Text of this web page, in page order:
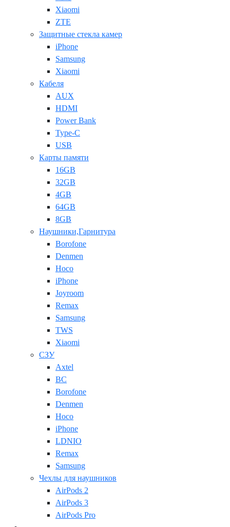
Xiaomi
ZTE
Защитные стекла камер
iPhone
Samsung
Xiaomi
Кабеля
AUX
HDMI
Power Bank
Type-C
USB
Карты памяти
16GB
32GB
4GB
64GB
8GB
Наушники,Гарнитура
Borofone
Denmen
Hoco
iPhone
Joyroom
Remax
Samsung
TWS
Xiaomi
СЗУ
Axtel
BC
Borofone
Denmen
Hoco
iPhone
LDNIO
Remax
Samsung
Чехлы для наушников
AirPods 2
AirPods 3
AirPods Pro